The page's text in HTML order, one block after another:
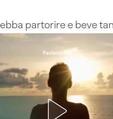
partorire e beve